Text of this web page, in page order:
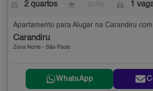
2 quartos 1
Apartamento para Alugar na Carandiru
Carandiru
Zona Norte - São Paulo
WhatsApp